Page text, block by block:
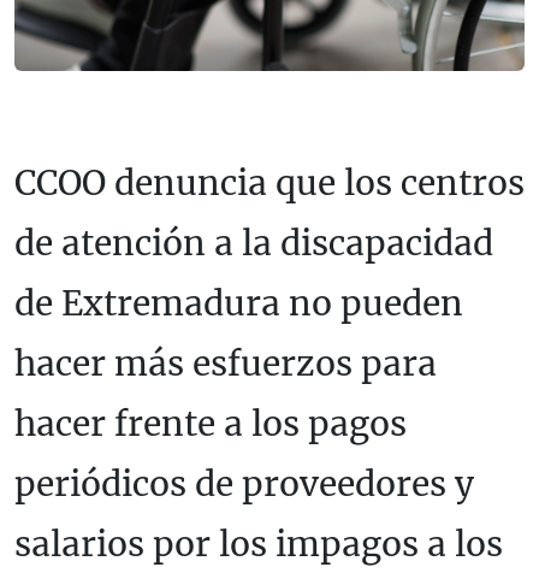
CCOO denuncia que los centros
de atención a la discapacidad
de Extremadura no pueden
hacer más esfuerzos para
hacer frente a los pagos
periódicos de proveedores y
salarios por los impagos a los